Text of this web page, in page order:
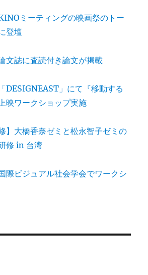
ミーティングの映画祭のトー
登壇
文誌に査読付き論文が掲載
DESIGNEAST」にて『移動する
映ワークショップ実施
】大橋香奈ゼミと松永智子ゼミの
修 in 台湾
際ビジュアル社会学会でワークシ